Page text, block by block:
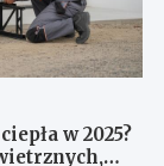
w 2025?